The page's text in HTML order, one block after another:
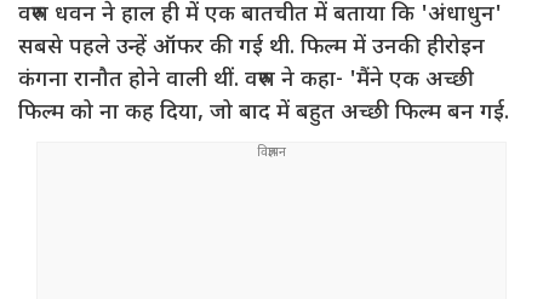
वरुण धवन ने हाल ही में एक बातचीत में बताया कि 'अंधाधुन'
सबसे पहले उन्हें ऑफर की गई थी. फिल्म में उनकी हीरोइन
कंगना रानौत होने वाली थीं. वरुण ने कहा- 'मैंने एक अच्छी
फिल्म को ना कह दिया, जो बाद में बहुत अच्छी फिल्म बन गई.